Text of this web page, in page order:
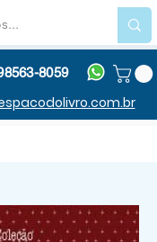
8059